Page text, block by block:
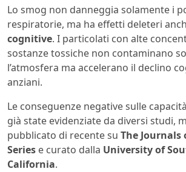
Lo smog non danneggia solamente i
respiratorie, ma ha effetti deleteri
cognitive. I particolati con alte
sostanze tossiche non contaminano
l’atmosfera ma accelerano il declino
anziani.
Le conseguenze negative sulle
già state evidenziate da diversi studi,
pubblicato di recente su The
Series e curato dalla University of
California.